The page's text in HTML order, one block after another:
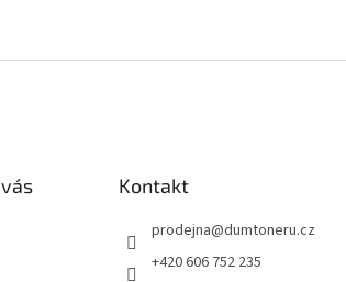
Kontakt
prodejna@dumtoneru.cz
+420 606 752 235